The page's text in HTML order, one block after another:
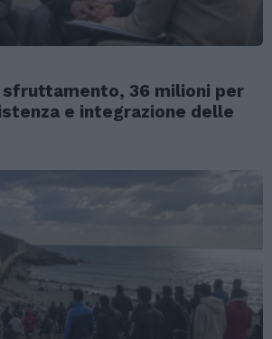
36 milioni per
e integrazione delle